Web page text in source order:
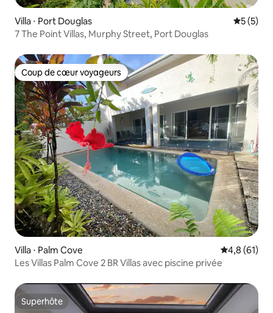
Villa ⋅ Port Douglas
5 (5)
7 The Point Villas, Murphy Street, Port Douglas
Coup de cœur voyageurs
Coup de cœur voyageurs
Villa ⋅ Palm Cove Évaluation
4,8 (61)
Les Villas Palm Cove 2 BR Villas avec piscine privée
Superhôte
Superhôte